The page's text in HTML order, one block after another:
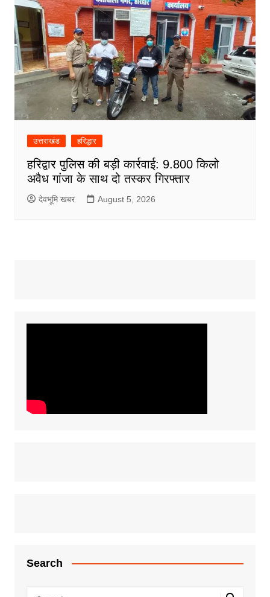
उत्तराखंड हरिद्धार
हरिद्वार पुलिस की बड़ी कार्रवाई: 9.800 किलो
अवैध गांजा के साथ दो तस्कर गिरफ्तार
देवभूमि खबर August 5, 2026
Search